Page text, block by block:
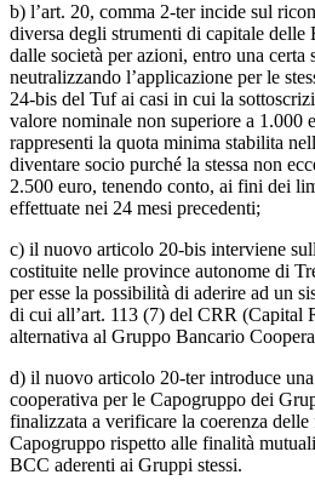
b) l’art. 20, comma 2-ter incide sul
diversa degli strumenti di capitale delle
dalle società per azioni, entro una
neutralizzando l’applicazione per le
24-bis del Tuf ai casi in cui la
valore nominale non superiore a 1.000
rappresenti la quota minima stabilita
diventare socio purché la stessa non
2.500 euro, tenendo conto, ai fini dei
effettuate nei 24 mesi precedenti;
c) il nuovo articolo 20-bis interviene
costituite nelle province autonome di
per esse la possibilità di aderire ad un
di cui all’art. 113 (7) del CRR (Capital
alternativa al Gruppo Bancario
d) il nuovo articolo 20-ter introduce
cooperativa per le Capogruppo dei
finalizzata a verificare la coerenza
Capogruppo rispetto alle finalità
BCC aderenti ai Gruppi stessi.